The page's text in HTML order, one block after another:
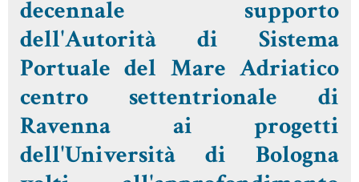
decennale supporto
dell'Autorità di Sistema
Portuale del Mare Adriatico
centro settentrionale di
Ravenna ai progetti
dell'Università di Bologna